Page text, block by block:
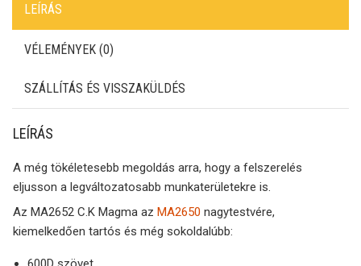
LEÍRÁS
VÉLEMÉNYEK (0)
SZÁLLÍTÁS ÉS VISSZAKÜLDÉS
LEÍRÁS
A még tökéletesebb megoldás arra, hogy a felszerelés
eljusson a legváltozatosabb munkaterületekre is.
Az MA2652 C.K Magma az MA2650 nagytestvére,
kiemelkedően tartós és még sokoldalúbb: